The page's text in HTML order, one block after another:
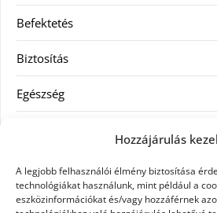
Hozzájárulás
A legjobb felhasználói élmény biztosítása
technológiákat használunk, mint például a
eszközinformációkat és/vagy hozzáférnek
Befektetés
Biztosítás
Egészség
Ingatlan
Művészetek és szórakozás